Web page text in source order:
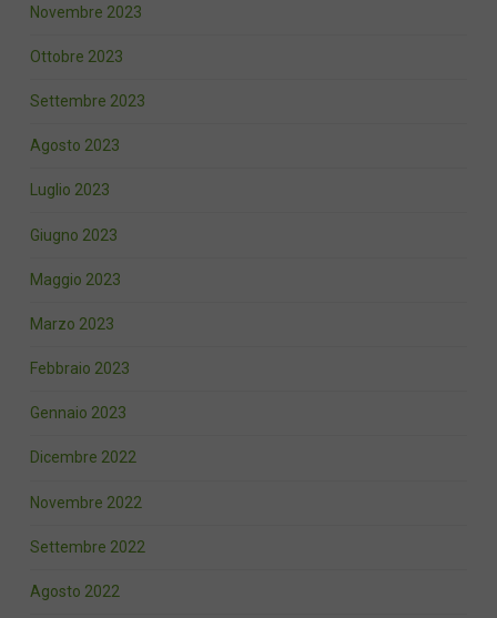
Novembre 2023
Ottobre 2023
Settembre 2023
Agosto 2023
Luglio 2023
Giugno 2023
Maggio 2023
Marzo 2023
Febbraio 2023
Gennaio 2023
Dicembre 2022
Novembre 2022
Settembre 2022
Agosto 2022